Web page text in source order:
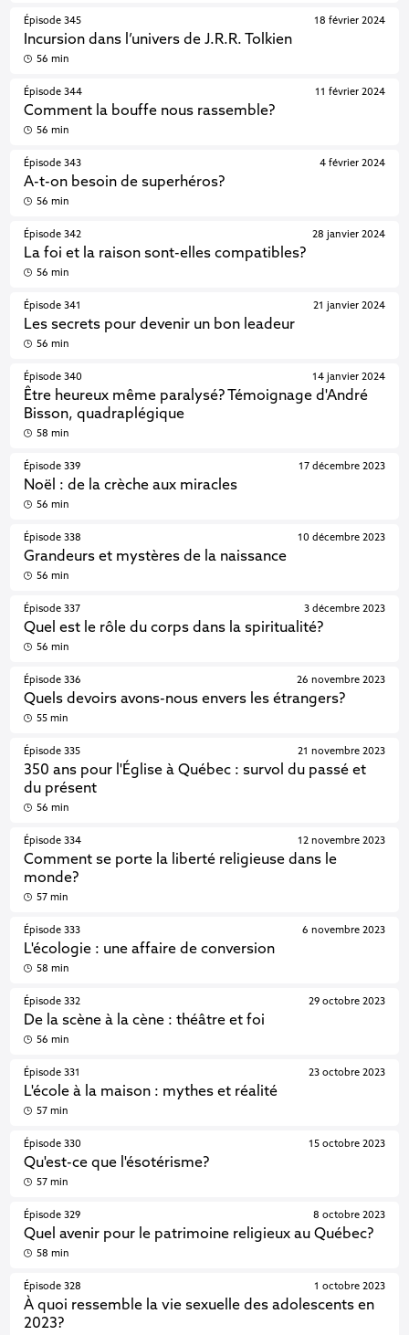
Épisode 345
Incursion dans l’univers de J.R.R. Tolkien
18 février 2024
56 min
Épisode 344
Comment la bouffe nous rassemble?
11 février 2024
56 min
Épisode 343
A-t-on besoin de superhéros?
4 février 2024
56 min
Épisode 342
La foi et la raison sont-elles compatibles?
28 janvier 2024
56 min
Épisode 341
Les secrets pour devenir un bon leadeur
21 janvier 2024
56 min
Épisode 340
Être heureux même paralysé? Témoignage d'André
Bisson, quadraplégique
14 janvier 2024
58 min
Épisode 339
Noël : de la crèche aux miracles
17 décembre 2023
56 min
Épisode 338
Grandeurs et mystères de la naissance
10 décembre 2023
56 min
Épisode 337
Quel est le rôle du corps dans la spiritualité?
3 décembre 2023
56 min
Épisode 336
Quels devoirs avons-nous envers les étrangers?
26 novembre 2023
55 min
Épisode 335
350 ans pour l'Église à Québec : survol du passé et
du présent
21 novembre 2023
56 min
Épisode 334
Comment se porte la liberté religieuse dans le
monde?
12 novembre 2023
57 min
Épisode 333
L'écologie : une affaire de conversion
6 novembre 2023
58 min
Épisode 332
De la scène à la cène : théâtre et foi
29 octobre 2023
56 min
Épisode 331
L'école à la maison : mythes et réalité
23 octobre 2023
57 min
Épisode 330
Qu'est-ce que l'ésotérisme?
15 octobre 2023
57 min
Épisode 329
Quel avenir pour le patrimoine religieux au Québec?
8 octobre 2023
58 min
Épisode 328
À quoi ressemble la vie sexuelle des adolescents en
2023?
1 octobre 2023